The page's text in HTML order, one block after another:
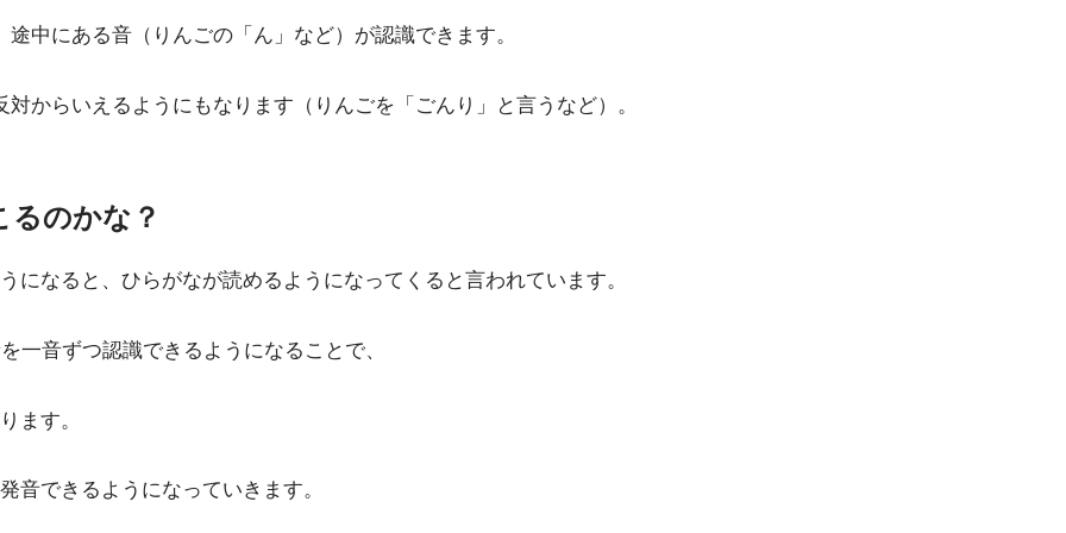
中にある音（りんごの「ん」など）が認識できます。
からいえるようにもなります（りんごを「ごんり」と言うなど）。
るのかな？
なると、ひらがなが読めるようになってくると言われています。
一音ずつ認識できるようになることで、
ます。
音できるようになっていきます。